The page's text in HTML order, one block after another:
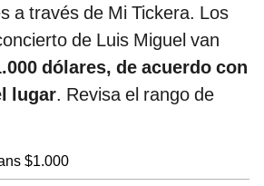
a través de Mi Tickera. Los
de Luis Miguel van
dólares, de acuerdo con
lugar. Revisa el rango de
$1.000